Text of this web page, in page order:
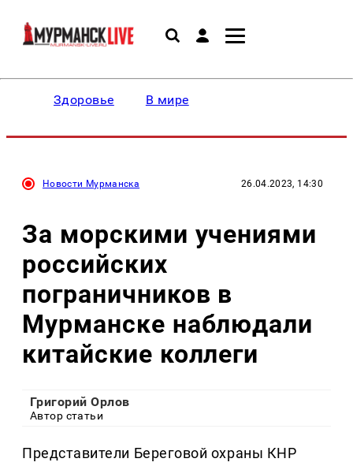
Здоровье В мире
Новости Мурманска 26.04.2023, 14:30
За морскими учениями
российских
пограничников в
Мурманске наблюдали
китайские коллеги
Григорий Орлов
Автор статьи
Представители Береговой охраны КНР